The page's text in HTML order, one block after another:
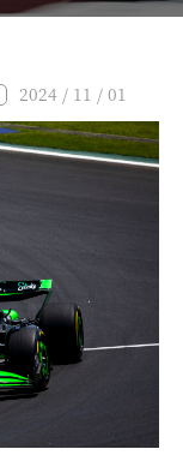
2024 / 11 / 01